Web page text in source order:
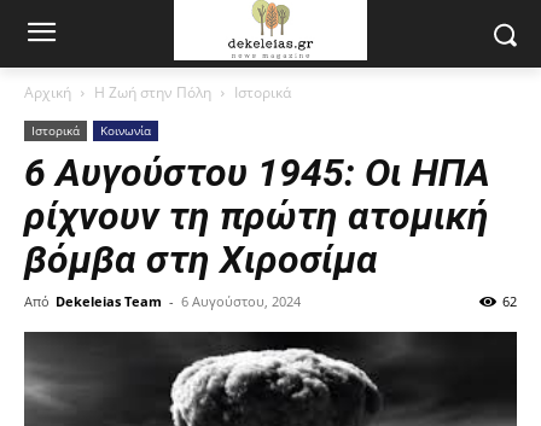
Αρχική Η Ζωή στην Πόλη Ιστορικά
Ιστορικά Κοινωνία
6 Αυγούστου 1945: Οι ΗΠΑ
ρίχνουν τη πρώτη ατομική
βόμβα στη Χιροσίμα
Από Dekeleias Team - 6 Αυγούστου, 2024 62